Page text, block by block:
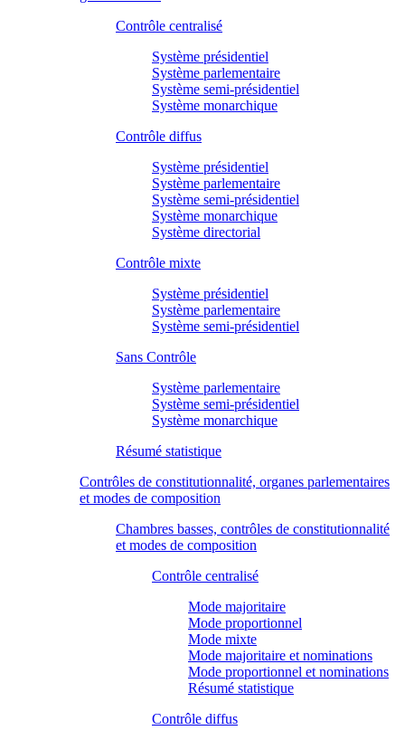
Contrôle centralisé
Système présidentiel
Système parlementaire
Système semi-présidentiel
Système monarchique
Contrôle diffus
Système présidentiel
Système parlementaire
Système semi-présidentiel
Système monarchique
Système directorial
Contrôle mixte
Système présidentiel
Système parlementaire
Système semi-présidentiel
Sans Contrôle
Système parlementaire
Système semi-présidentiel
Système monarchique
Résumé statistique
Contrôles de constitutionnalité, organes parlementaires
et modes de composition
Chambres basses, contrôles de constitutionnalité
et modes de composition
Contrôle centralisé
Mode majoritaire
Mode proportionnel
Mode mixte
Mode majoritaire et nominations
Mode proportionnel et nominations
Résumé statistique
Contrôle diffus